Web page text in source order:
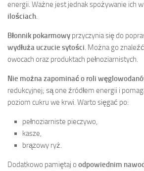
energii. Ważne jest jednak spożywanie ich w
ilościach.
Błonnik pokarmowy przyczynia się do
wydłuża uczucie sytości. Można go
owocach oraz produktach pełnoziarnistych.
Nie można zapominać o roli
redukcyjnej; są one źródłem energii i
poziom cukru we krwi. Warto sięgać po:
pełnoziarniste pieczywo,
kasze,
brązowy ryż.
Dodatkowo pamiętaj o odpowiednim